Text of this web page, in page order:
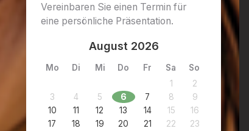
Vereinbaren Sie einen Termin für
eine persönliche Präsentation.
August 2026
Mo Di Mi Do Fr Sa
So
1
2
3
4 5 6 7 8
9
10
11 12 13 14 15
16
17
18 19 20 21 22
23